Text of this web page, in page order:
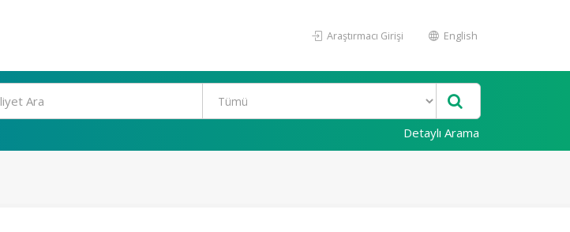
Araştırmacı Girişi English
Detaylı Arama